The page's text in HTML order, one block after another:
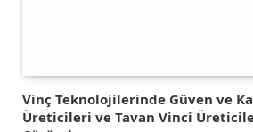
Vinç Teknolojilerinde Güven ve
Üreticileri ve Tavan Vinci